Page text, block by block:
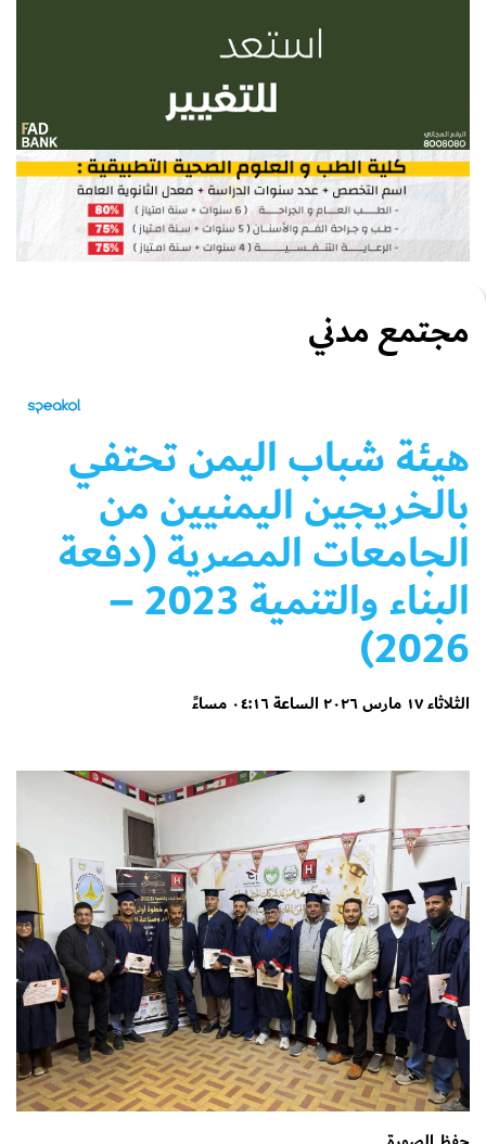
مجتمع مدني
هيئة شباب اليمن تحتفي
بالخريجين اليمنيين من
الجامعات المصرية (دفعة
البناء والتنمية 2023 –
2026)
الثلاثاء ١٧ مارس ٢٠٢٦ الساعة ٠٤:١٦ مساءً